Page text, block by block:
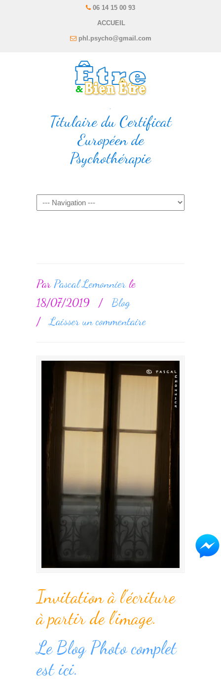
06 14 15 00 93
ACCUEIL
phl.psycho@gmail.com
.
Titulaire du Certificat
Européen de
Psychothérapie
Navigation
Par Pascal Lemonnierle
18/07/2019
/
Blog
/Laisser un commentaire
Invitation à l’écriture
à partir de l’image.
Le Blog Photo complet
est ici.